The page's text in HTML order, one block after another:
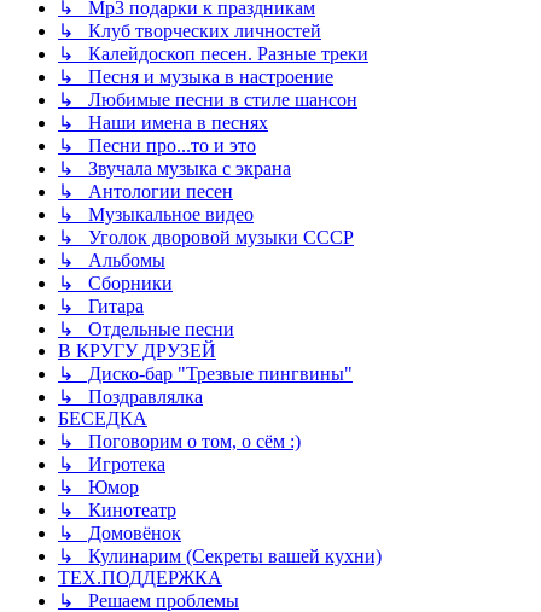
↳ Mp3 подарки к праздникам
↳ Клуб творческих личностей
↳ Калейдоскоп песен. Разные треки
↳ Песня и музыка в настроение
↳ Любимые песни в стиле шансон
↳ Наши имена в песнях
↳ Песни про...то и это
↳ Звучала музыка с экрана
↳ Антологии песен
↳ Музыкальное видео
↳ Уголок дворовой музыки СССР
↳ Альбомы
↳ Сборники
↳ Гитара
↳ Отдельные песни
В КРУГУ ДРУЗЕЙ
↳ Диско-бар "Трезвые пингвины"
↳ Поздравлялка
БЕСЕДКА
↳ Поговорим о том, о сём :)
↳ Игротека
↳ Юмор
↳ Кинотеатр
↳ Домовёнок
↳ Кулинарим (Секреты вашей кухни)
ТЕХ.ПОДДЕРЖКА
↳ Решаем проблемы